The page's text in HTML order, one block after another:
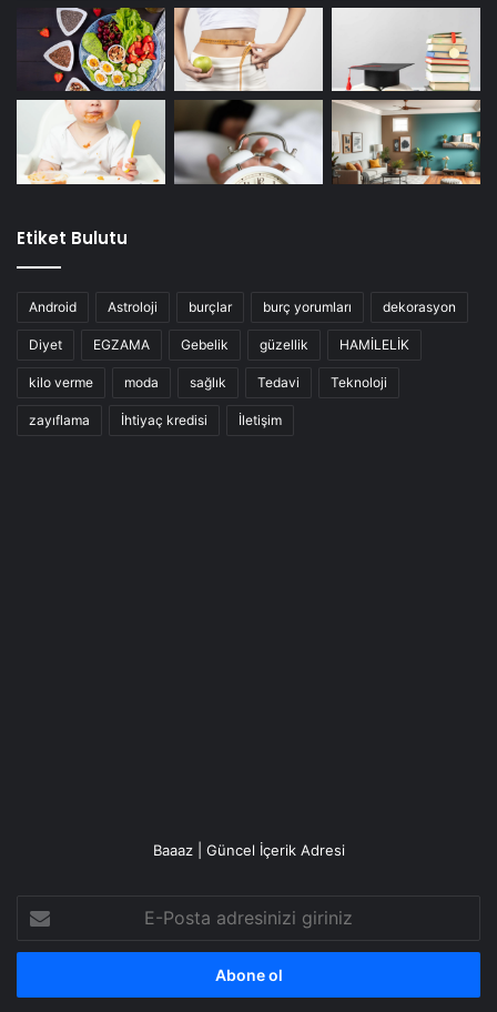
Etiket Bulutu
Android Astroloji burçlar burç yorumları dekorasyon
Diyet EGZAMA Gebelik güzellik HAMİLELİK
kilo verme moda sağlık Tedavi Teknoloji
zayıflama İhtiyaç kredisi İletişim
Baaaz | Güncel İçerik Adresi
Posta
adresinizi